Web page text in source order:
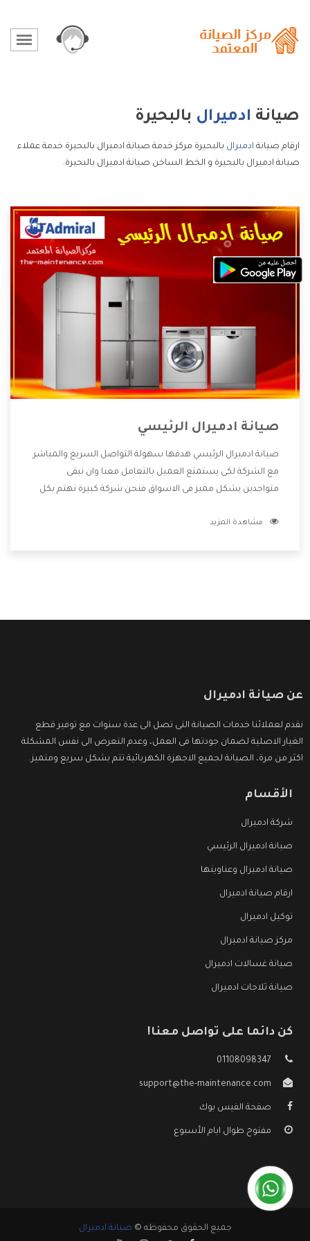
صيانة ادميرال بالبحيرة
ارقام صيانة ادميرال بالبحيرة مركز خدمة صيانة ادميرال بالبحيرة خدمة عملاء
صيانة ادميرال بالبحيرة و الخط الساخن صيانة ادميرال بالبحيرة.
صيانة ادميرال الرئيسي
صيانة ادميرال الرئيسي هدفها سهولة التواصل السريع والمباشر
مع الشركة لكى يستمتع العميل بالتعامل معنا وان نبقى
متواجدين بشكل مميز فى الاسواق فنحن شركة كبيرة نهتم بكل
الشركة بها والتى تكون منها خدمة الصيانة التى تكون من أهم
مشاهدة المزيد
عن صيانة ادميرال
نقدم لعملائنا خدمات الصيانة التى تصل الى عدة سنوات مع توفير قطع
الغيار الاصلية لضمان جودتها فى العمل، وعدم التعرض الى نفس المشكلة
اكثر من مرة، الصيانة لجميع الاجهزة الكهربائية تتم بشكل سريع ومتميز.
الأقسام
شركة ادميرال
صيانة ادميرال الرئيسي
صيانة ادميرال وعناوينها
ارقام صيانة ادميرال
توكيل ادميرال
مركز صيانة ادميرال
صيانة غسالات ادميرال
صيانة ثلاجات ادميرال
كن دائما على تواصل معنا!
01108098347
support@the-maintenance.com
صفحة الفيس بوك
مفتوح طوال ايام الأسبوع
جميع الحقوق محفوظه © صيانة ادميرال